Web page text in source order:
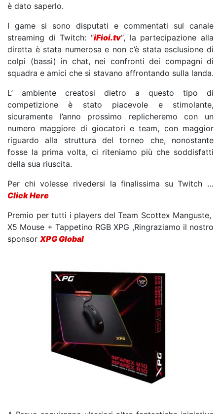
è dato saperlo.
I game si sono disputati e commentati sul canale
streaming di Twitch: “iFioi.tv“, la partecipazione alla
diretta è stata numerosa e non c’è stata esclusione di
colpi (bassi) in chat, nei confronti dei compagni di
squadra e amici che si stavano affrontando sulla landa.
L’ ambiente creatosi dietro a questo tipo di
competizione è stato piacevole e stimolante,
sicuramente l’anno prossimo replicheremo con un
numero maggiore di giocatori e team, con maggior
riguardo alla struttura del torneo che, nonostante
fosse la prima volta, ci riteniamo più che soddisfatti
della sua riuscita.
Per chi volesse rivedersi la finalissima su Twitch …
Click Here
Premio per tutti i players del Team Scottex Manguste,
X5 Mouse + Tappetino RGB XPG ,Ringraziamo il nostro
sponsor XPG Global